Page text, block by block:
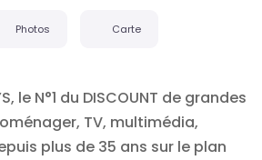
Photos Carte
le N°1 du DISCOUNT de grandes
TV, multimédia,
plus de 35 ans sur le plan